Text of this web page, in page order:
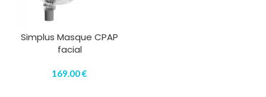
Simplus Masque CPAP
facial
169.00€